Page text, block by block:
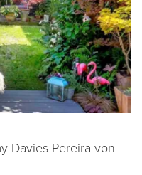
Davies Pereira von